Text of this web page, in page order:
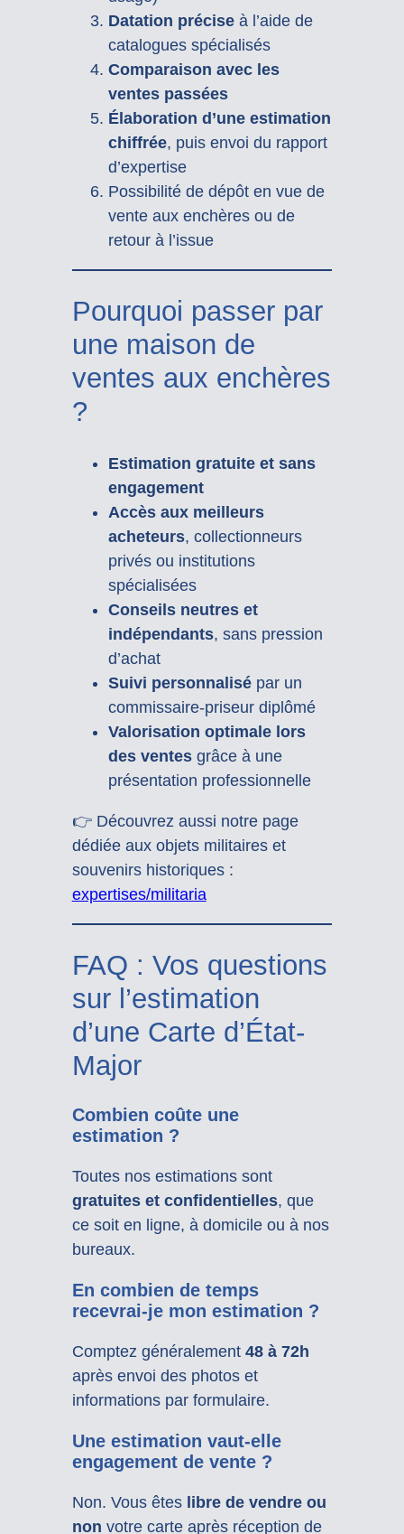
Datation préciseà l’aide de
catalogues spécialisés
Comparaison avec les
ventes passées
Élaboration d’une estimation
chiffrée, puis envoi du rapport
d’expertise
Possibilité de dépôt en vue de
vente aux enchères ou de
retour à l’issue
Pourquoi passer par
une maison de
ventes aux enchères
?
Estimation gratuite et sans
engagement
Accès aux meilleurs
acheteurs, collectionneurs
privés ou institutions
spécialisées
Conseils neutres et
indépendants, sans pression
d’achat
Suivi personnalisépar un
commissaire-priseur diplômé
Valorisation optimale lors
des ventesgrâce à une
présentation professionnelle
👉 Découvrez aussi notre page
dédiée aux objets militaires et
souvenirs historiques :
expertises/militaria
FAQ : Vos questions
sur l’estimation
d’une Carte d’État-
Major
Combien coûte une
estimation ?
Toutes nos estimations sont
gratuites et confidentielles, que
ce soit en ligne, à domicile ou à nos
bureaux.
En combien de temps
recevrai-je mon estimation ?
Comptez généralement 48 à 72h
après envoi des photos et
informations par formulaire.
Une estimation vaut-elle
engagement de vente ?
Non. Vous êtes libre de vendre ou
non votre carte après réception de